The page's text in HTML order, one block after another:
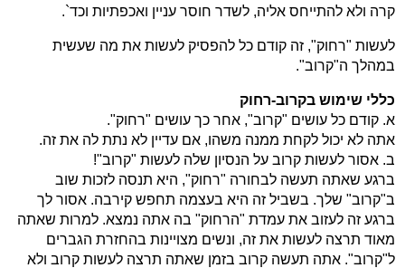
קרה ולא להתייחס אליה, לשדר חוסר עניין ואכפתיות וכד`.
לעשות "רחוק", זה קודם כל להפסיק לעשות את מה שעשית
במהלך ה"קרוב".
כללי שימוש בקרוב-רחוק
א. קודם כל עושים "קרוב", אחר כך עושים "רחוק".
אתה לא יכול לקחת ממנה משהו, אם עדיין לא נתת לה את זה.
ב. אסור לעשות קרוב על הנסיון שלה לעשות "קרוב"!
ברגע שאתה תעשה לבחורה "רחוק", היא תנסה לזכות שוב
ב"קרוב" שלך. בשביל זה היא בעצמה תחפש קירבה. אסור לך
ברגע זה לעזוב את עמדת "הרחוק" בה אתה נמצא. למרות שאתה
מאוד תרצה לעשות את זה, ונשים מצויינות בהחזרת הגברים
ל"קרוב". אתה תעשה קרוב בזמן שאתה תרצה לעשות קרוב ולא